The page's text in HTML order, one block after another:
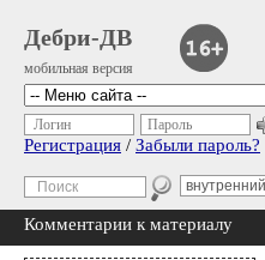
Дебри-ДВ
мобильная версия
Логин Пароль
Регистрация / Забыли пароль?
Комментарии к материалу